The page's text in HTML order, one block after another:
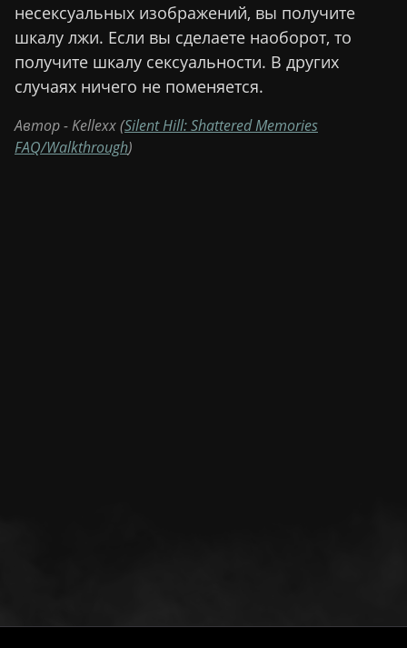
несексуальных изображений, вы получите
шкалу лжи. Если вы сделаете наоборот, то
получите шкалу сексуальности. В других
случаях ничего не поменяется.
Автор - Kellexx(Silent Hill: Shattered Memories
FAQ/Walkthrough)